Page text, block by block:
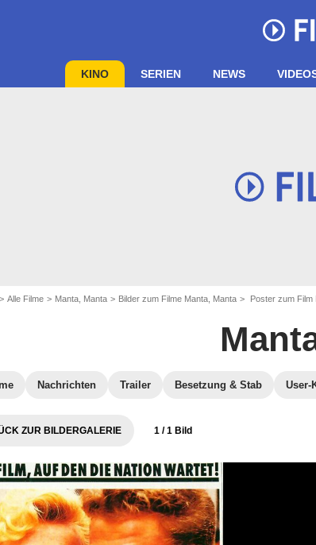
KINO SERIEN NEWS
Alle Filme Manta, Manta Bilder zum Filme Manta, Manta Poster zum Film
Nachrichten Trailer Besetzung & Stab User-
ZUR BILDERGALERIE 1 / 1 Bild